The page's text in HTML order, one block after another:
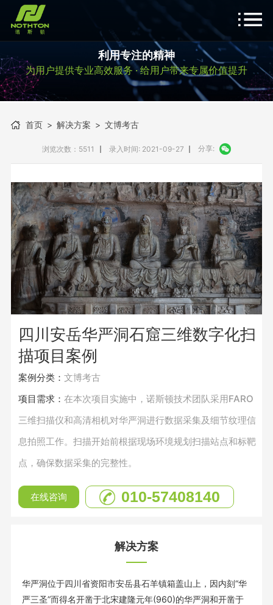
利用专注的精神
为用户提供专业高效服务 · 给用户带来专属价值提升
首页 > 解决方案 > 文博考古
浏览次数：5511 录入时间: 2021-09-27 分享:
四川安岳华严洞石窟三维数字化扫
描项目案例
案例分类：文博考古
项目需求：在本次项目实施中，诺斯顿技术团队采用FARO
三维扫描仪和高清相机对华严洞进行数据采集及细节纹理信
息拍照工作。扫描开始前根据现场环境规划扫描站点和标靶
点，确保数据采集的完整性。
在线咨询 010-57408140
解决方案
华严洞位于四川省资阳市安岳县石羊镇箱盖山上，因内刻“华
严三圣”而得名开凿于北宋建隆元年(960)的华严洞和开凿于